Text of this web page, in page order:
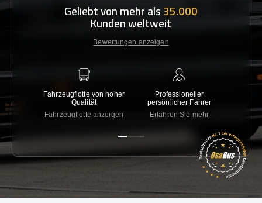
Geliebt von mehr als35.000
Kunden weltweit
Bewertungen anzeigen
Fahrzeugflotte von hoher
Qualität
Fahrzeugflotte anzeigen
Professioneller
persönlicher Fahrer
Erfahren Sie mehr